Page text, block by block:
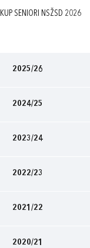
KUP SENIORI NSŽSD 2026
2025/26
2024/25
2023/24
2022/23
2021/22
2020/21